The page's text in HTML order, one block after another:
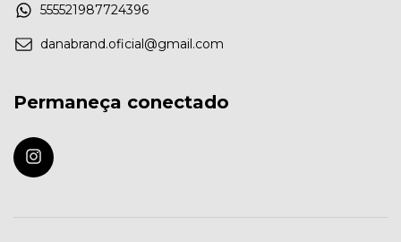
555521987724396
danabrand.oficial@gmail.com
Permaneça conectado